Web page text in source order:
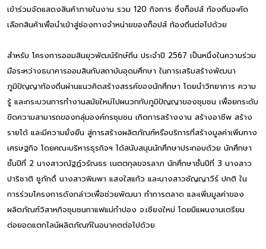
เข้าร่วมจัดแสดงสินค้าภายในงาน รวม 120 กิจการ ซึ่งท็อปส์ ท้องถิ่นจะคัด
เลือกสินค้าเพื่อนำเข้าสู่ช่องทางจำหน่ายของท็อปส์ ท้องถิ่นต่อไปด้วย
สำหรับ โครงการออมสินยุวพัฒน์รักษ์ถิ่น ประจำปี 2567 เป็นหนึ่งในความร่วม
มือระหว่างธนาคารออมสินกับสถาบันอุดมศึกษา ในการเสริมสร้างพัฒนา
ภูมิปัญญาท้องถิ่นผ่านแนวคิดสร้างสรรค์ของนักศึกษา โดยนำวิทยาการ ความ
รู้ และกระบวนการทำงานสมัยใหม่ไปผนวกกับภูมิปัญญาของชุมชน เพื่อยกระดับ
ขีดความสามารถของกลุ่มองค์กรชุมชน เกิดการสร้างงาน สร้างอาชีพ สร้าง
รายได้ และมีความยั่งยืน สู่การสร้างผลิตภัณฑ์หรือบริการที่สร้างมูลค่าเพิ่มทาง
เศรษฐกิจ โดยคณะบริหารธุรกิจฯ ได้สนับสนุนนักศึกษาประกอบด้วย นักศึกษา
ชั้นปีที่ 2 นางสาวณัฐฏ์วรัณธร เนตตกุลขจรลาภ นักศึกษาชั้นปีที่ 3 นางสาว
ปาริชาติ ชูภักดิ์ นางสาวพิมพา แสงใสแก้ว และนางสาวชัญญาวีร์ ปกติ ใน
การร่วมโครงการดังกล่าวเพื่อช่วยพัฒนา ทำการตลาด และเพิ่มมูลค่าของ
ผลิตภัณฑ์วิสาหกิจชุมชนกาแฟแม่กำปอง จ.เชียงใหม่ โดยมีแผนงานเตรียม
ต่อยอดแตกไลน์ผลิตภัณฑ์ในอนาคตต่อไปด้วย